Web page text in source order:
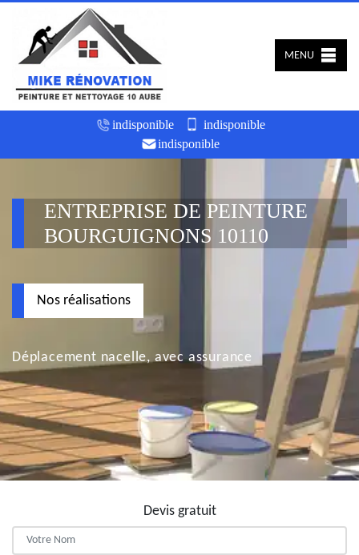
indisponible
indisponible
indisponible
MENU
ENTREPRISE DE PEINTURE
BOURGUIGNONS 10110
Nos réalisations
Déplacement nacelle, avec assurance
Devis gratuit